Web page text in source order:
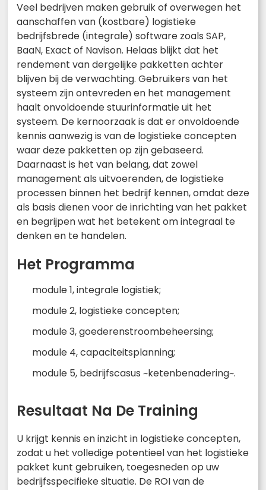
Veel bedrijven maken gebruik of overwegen het
aanschaffen van (kostbare) logistieke
bedrijfsbrede (integrale) software zoals SAP,
BaaN, Exact of Navison. Helaas blijkt dat het
rendement van dergelijke pakketten achter
blijven bij de verwachting. Gebruikers van het
systeem zijn ontevreden en het management
haalt onvoldoende stuurinformatie uit het
systeem. De kernoorzaak is dat er onvoldoende
kennis aanwezig is van de logistieke concepten
waar deze pakketten op zijn gebaseerd.
Daarnaast is het van belang, dat zowel
management als uitvoerenden, de logistieke
processen binnen het bedrijf kennen, omdat deze
als basis dienen voor de inrichting van het pakket
en begrijpen wat het betekent om integraal te
denken en te handelen.
Het Programma
module 1, integrale logistiek;
module 2, logistieke concepten;
module 3, goederenstroombeheersing;
module 4, capaciteitsplanning;
module 5, bedrijfscasus ~ketenbenadering~.
Resultaat Na De Training
U krijgt kennis en inzicht in logistieke concepten,
zodat u het volledige potentieel van het logistieke
pakket kunt gebruiken, toegesneden op uw
bedrijfsspecifieke situatie. De ROI van de